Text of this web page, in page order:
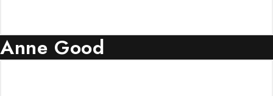
Anne Good